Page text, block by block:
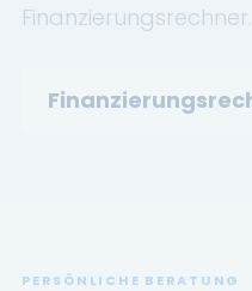
Finanzierungsrechner.
PERSÖNLICHE BERATUNG